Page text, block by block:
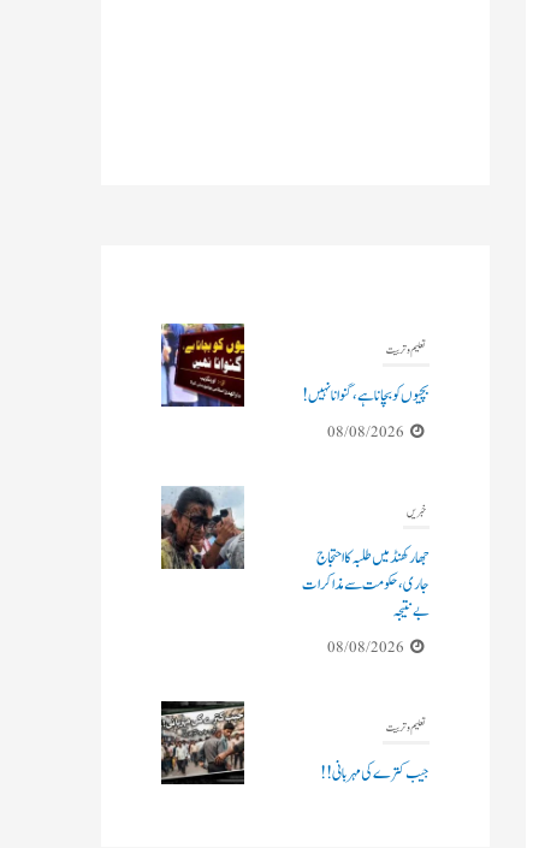
تعلیم و تربیت
بچیوں کو بچانا ہے، گنوانا نہیں!
08/08/2026
خبریں
جھارکھنڈ میں طلبہ کا احتجاج
جاری، حکومت سے مذاکرات
بے نتیجہ
08/08/2026
تعلیم و تربیت
جیب کترے کی مہربانی !!